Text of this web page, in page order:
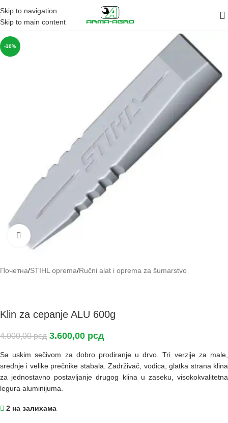
Skip to navigation
Skip to main content
-10%
Кликните да повећа слику
Почетна/STIHL oprema/Ručni alat i oprema za šumarstvo
Klin za cepanje ALU 600g
4.000,00рсд 3.600,00 рсд
Sa uskim sečivom za dobro prodiranje u drvo. Tri verzije za male,
srednje i velike prečnike stabala. Zadrživač, vođica, glatka strana klina
za jednostavno postavljanje drugog klina u zaseku, visokokvalitetna
legura aluminijuma.
2 на залихама